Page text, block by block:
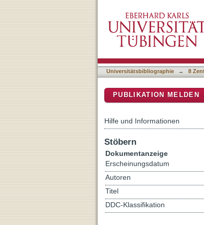
1001 Proteomes: a
Universitätsbibliographie → 8
PUBLIKATION MELDEN
Hilfe und Informationen
Stöbern
Dokumentanzeige
Erscheinungsdatum
Autoren
Titel
DDC-Klassifikation